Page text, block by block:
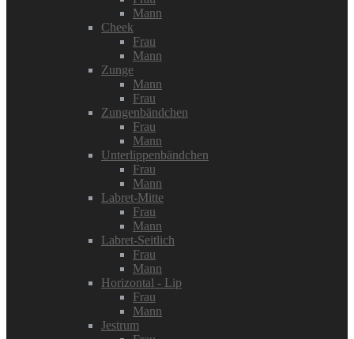
Mann
Cheek
Frau
Mann
Zunge
Mann
Frau
Zungenbändchen
Frau
Mann
Unterlippenbändchen
Frau
Mann
Labret-Mitte
Frau
Mann
Labret-Seitlich
Frau
Mann
Horizontal - Lip
Frau
Mann
Jestrum